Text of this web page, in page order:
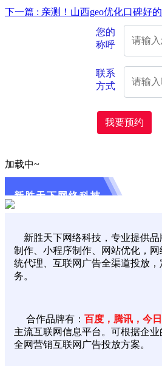
下一篇 : 亲测！山西geo优化口碑好
您的
称呼
联系
方式
我要预约
加载中~
新胜天下网络科技
新胜天下网络科技，专业提供品
制作、小程序制作、网站优化，
统代理、互联网广告全渠道投放
务。
合作品牌有： 百度，腾讯，今
主流互联网信息平台。可根据企
全网营销互联网广告投放方案。